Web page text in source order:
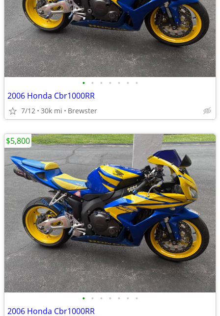
• • • • • • •
2006 Honda Cbr1000RR
7/12 30k mi Brewster
• • • • • • •
2006 Honda Cbr1000RR
$5,800